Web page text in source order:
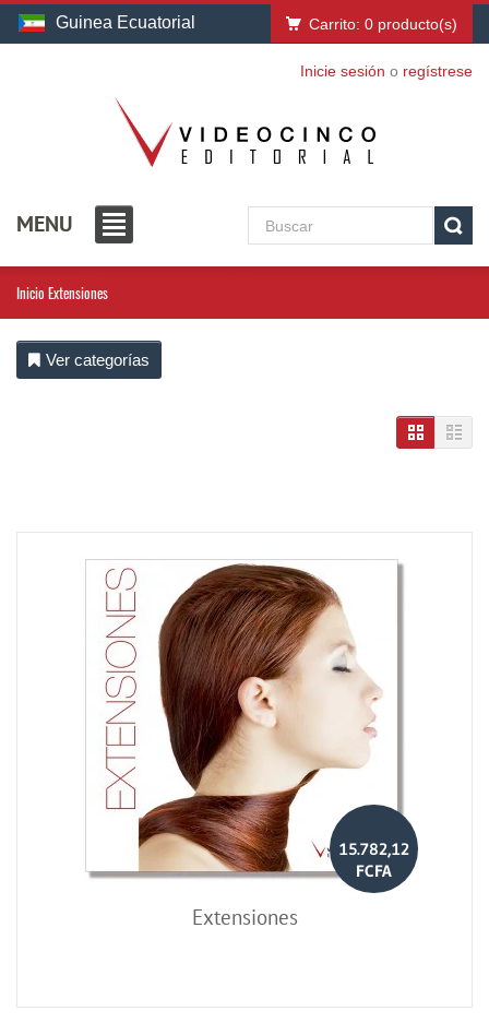
Guinea Ecuatorial Carrito: 0 producto(s)
Inicie sesión o regístrese
MENU
Inicio Extensiones
Ver categorías
15.782,12
FCFA
Extensiones